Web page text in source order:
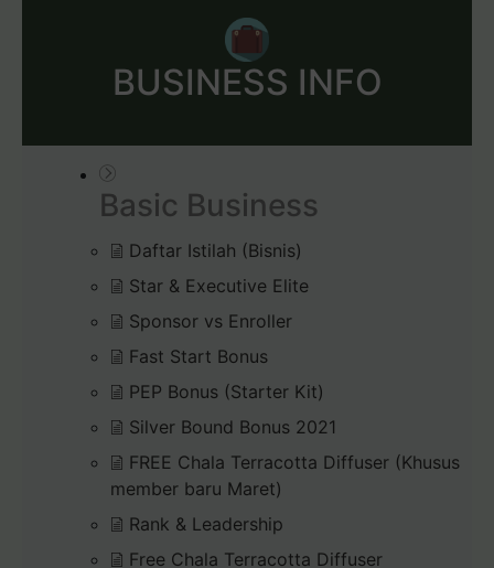
BUSINESS INFO
Basic Business
Daftar Istilah (Bisnis)
Star & Executive Elite
Sponsor vs Enroller
Fast Start Bonus
PEP Bonus (Starter Kit)
Silver Bound Bonus 2021
FREE Chala Terracotta Diffuser (Khusus
member baru Maret)
Rank & Leadership
Free Chala Terracotta Diffuser